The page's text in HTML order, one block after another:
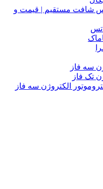
شافت مستقیم | قیمت و
سه فاز
تک فاز
الکتروژن سه فاز